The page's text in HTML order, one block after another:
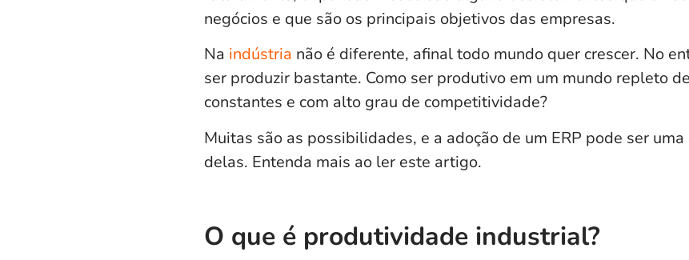
negócios e que são os principais objetivos das empresas.
Na indústria não é diferente, afinal todo mundo quer crescer. No
ser produzir bastante. Como ser produtivo em um mundo repleto
constantes e com alto grau de competitividade?
Muitas são as possibilidades, e a adoção de um ERP pode ser
delas. Entenda mais ao ler este artigo.
O que é produtividade industrial?